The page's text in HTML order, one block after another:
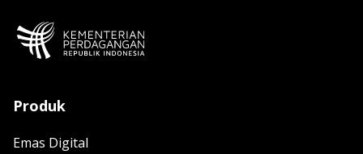
Produk
Emas Digital